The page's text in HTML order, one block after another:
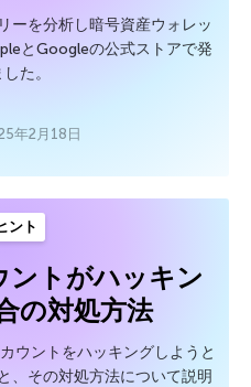
ーを分析し暗号資産ウォレッ
とGoogleの公式ストアで発
た。
年2月18日
ント
トがハッキン
の対処方法
ウントをハッキングしようと
、その対処方法について説明